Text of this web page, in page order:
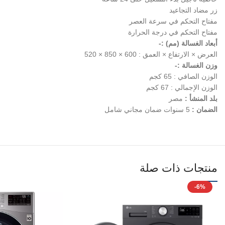
زر مضاد التجاعيد
مفتاح التحكم في سرعة العصر
مفتاح التحكم في درجة الحرارة
أبعاد الغسالة (مم) :-
العرض × الارتفاع × العمق : 600 × 850 × 520
وزن الغسالة :-
الوزن الصافي : 65 كجم
الوزن الإجمالي : 67 كجم
بلد المنشأ : مصر
الضمان :
منتجات ذات صلة
-6%